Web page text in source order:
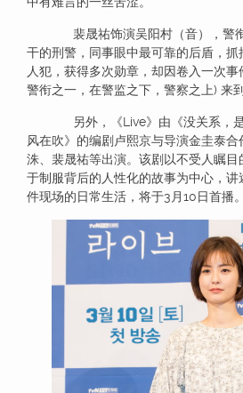
裴晟祐饰演吴阳村（音），警
干的刑警，同事眼中最可靠的后盾，
人犯，获得多次勋章，却因卷入一次
警衔之一，在警监之下，警察之上) 来
另外，《Live》由《没关系，
风在吹》的编剧卢熙京与导演金圭泰
洙、裴晟祐等出演。该剧以不受人瞩
于制服背后的人性化的故事为中心，
件现场的日常生活，将于3月10日首播。